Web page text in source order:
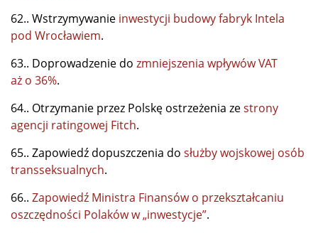
62.. Wstrzymywanie inwestycji budowy fabryk Intela
pod Wrocławiem.
63.. Doprowadzenie do zmniejszenia wpływów VAT
aż o 36%.
64.. Otrzymanie przez Polskę ostrzeżenia zestrony
agencji ratingowej Fitch.
65.. Zapowiedź dopuszczenia do służby wojskowej osób
transseksualnych.
66.. Zapowiedź Ministra Finansów o przekształcaniu
oszczędności Polaków w „inwestycje”.